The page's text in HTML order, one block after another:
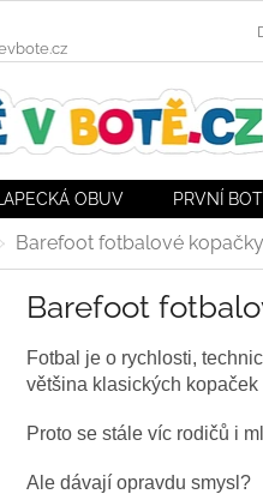
OBUV PRVNÍ
Barefoot fotbalové
Barefoot
Fotbal je o rychlosti,
většina klasických
Proto se stále víc rodičů i
Ale dávají opravdu smysl?